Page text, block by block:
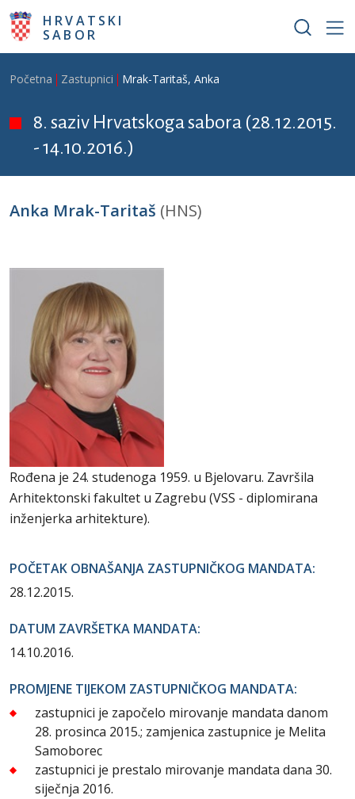
Skoči na glavni sadržaj
HRVATSKI
SABOR
Breadcrumb
Početna Zastupnici Mrak-Taritaš, Anka
8. saziv Hrvatskoga sabora (28.12.2015.
- 14.10.2016.)
Anka Mrak-Taritaš (HNS)
Rođena je 24. studenoga 1959. u Bjelovaru. Završila
Arhitektonski fakultet u Zagrebu (VSS - diplomirana
inženjerka arhitekture).
POČETAK OBNAŠANJA ZASTUPNIČKOG MANDATA:
28.12.2015.
DATUM ZAVRŠETKA MANDATA:
14.10.2016.
PROMJENE TIJEKOM ZASTUPNIČKOG MANDATA:
zastupnici je započelo mirovanje mandata danom
28. prosinca 2015.; zamjenica zastupnice je Melita
Samoborec
zastupnici je prestalo mirovanje mandata dana 30.
siječnja 2016.